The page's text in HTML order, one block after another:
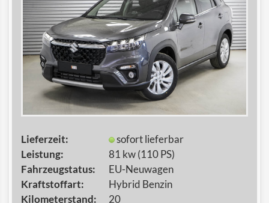
Lieferzeit:
Leistung:
Fahrzeugstatus:
Kraftstoffart:
Kilometerstand:
sofort lieferbar
81 kw (110 PS)
EU-Neuwagen
Hybrid Benzin
20